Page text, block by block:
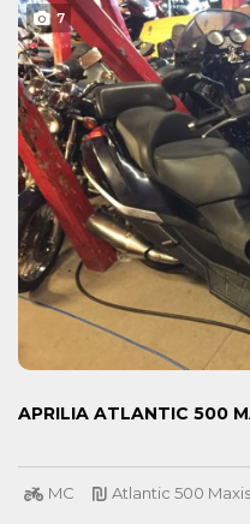
7
MC Atlantic 500